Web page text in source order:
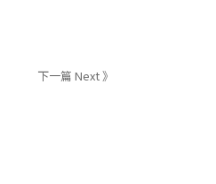
下一篇 Next 》